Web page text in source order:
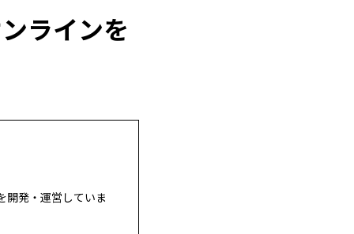
ラインを
開発・運営していま